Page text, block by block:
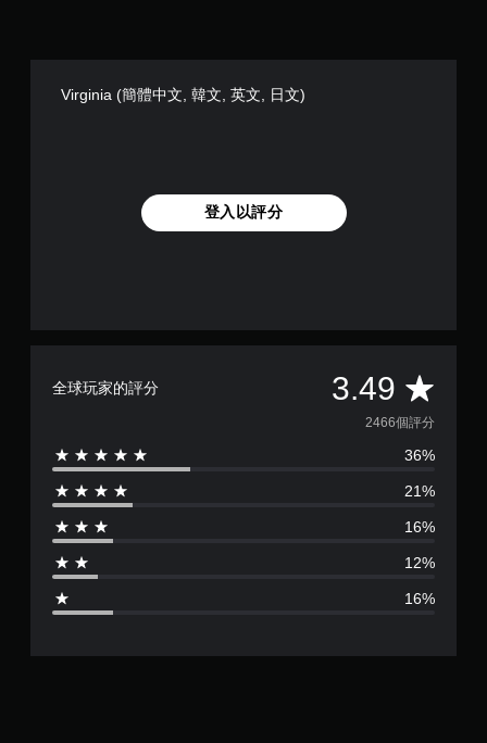
Virginia (簡體中文, 韓文, 英文, 日文)
登入以評分
全球玩家的評分 3.49 平
均
評
分
3
4
2466個評分
36%
21%
16%
12%
16%